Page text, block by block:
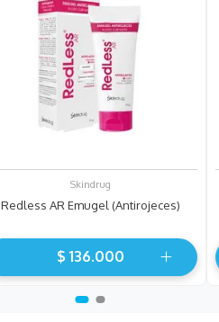
Skindrug
Redless AR Emugel (Antirojeces)
$ 136.000